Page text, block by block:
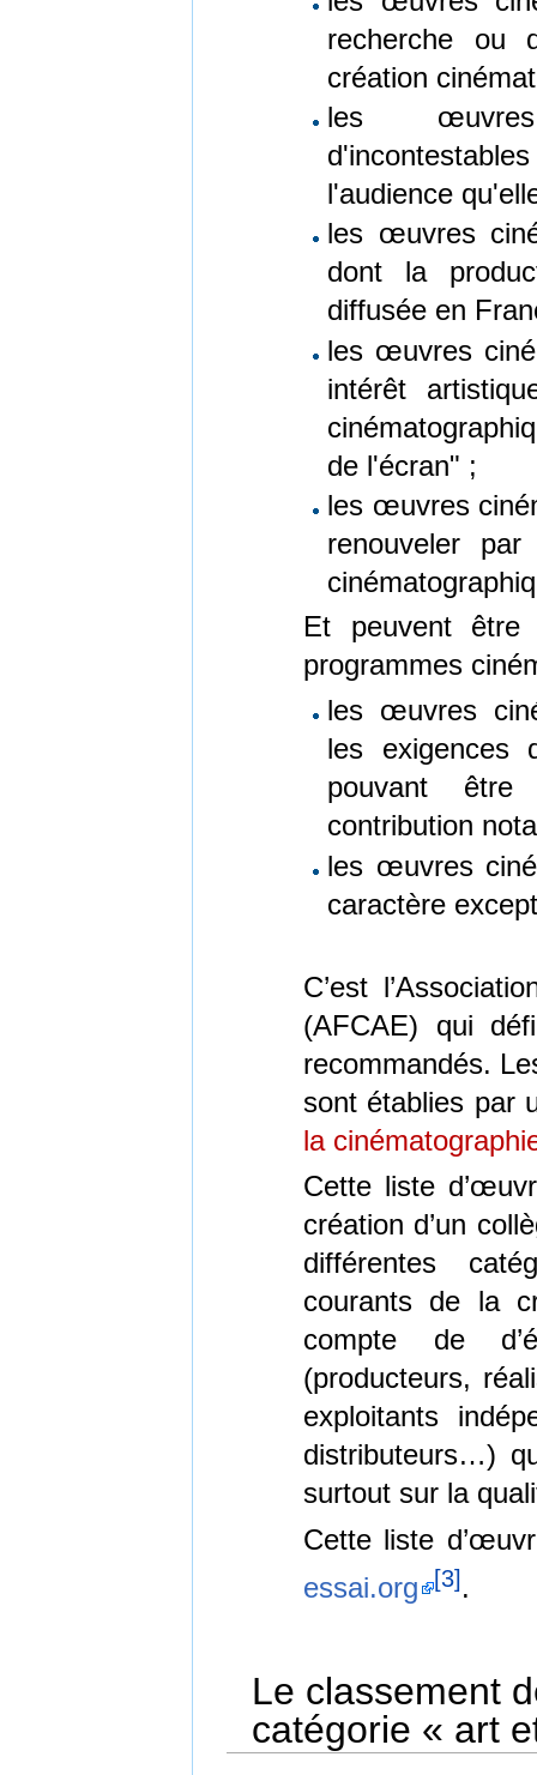
recherche ou
création
les œuvres
l'audience
les œuvres
dont la
diffusée en
les œuvres
intérêt
de l'écran" ;
les œuvres
renouveler
Et peuvent être
programmes
les œuvres
les
pouvant être
contribution
les œuvres
caractère
C’est
(AFCAE) qui
recommandés.
sont établies par
la
Cette liste
création d’un
différentes
courants de la
compte de
(producteurs,
exploitants
distributeurs…)
surtout sur la
Cette liste
essai.org
[3].
Le classement
catégorie « art